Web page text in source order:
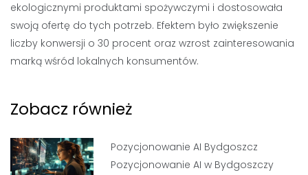
ekologicznymi produktami spożywczymi i dostosowała
swoją ofertę do tych potrzeb. Efektem było zwiększenie
liczby konwersji o 30 procent oraz wzrost zainteresowania
marką wśród lokalnych konsumentów.
Zobacz również
Pozycjonowanie AI Bydgoszcz
Pozycjonowanie AI w Bydgoszczy